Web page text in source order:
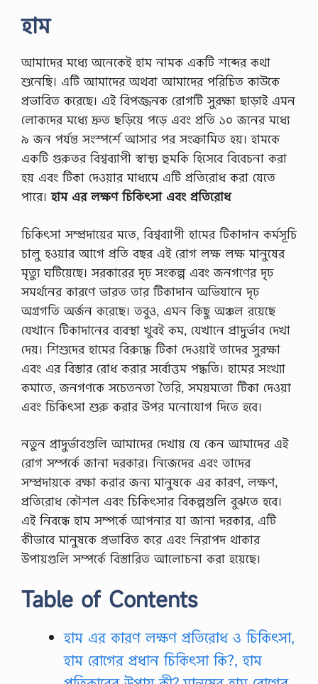
হাম
আমাদের মধ্যে অনেকেই হাম নামক একটি শব্দের কথা
শুনেছি। এটি আমাদের অথবা আমাদের পরিচিত কাউকে
প্রভাবিত করেছে। এই বিপজ্জনক রোগটি সুরক্ষা ছাড়াই এমন
লোকদের মধ্যে দ্রুত ছড়িয়ে পড়ে এবং প্রতি ১০ জনের মধ্যে
৯ জন পর্যন্ত সংস্পর্শে আসার পর সংক্রামিত হয়। হামকে
একটি গুরুতর বিশ্বব্যাপী স্বাস্থ্য হুমকি হিসেবে বিবেচনা করা
হয় এবং টিকা দেওয়ার মাধ্যমে এটি প্রতিরোধ করা যেতে
পারে।হাম এর লক্ষণ চিকিৎসা এবং প্রতিরোধ
চিকিৎসা সম্প্রদায়ের মতে, বিশ্বব্যাপী হামের টিকাদান কর্মসূচি
চালু হওয়ার আগে প্রতি বছর এই রোগ লক্ষ লক্ষ মানুষের
মৃত্যু ঘটিয়েছে। সরকারের দৃঢ় সংকল্প এবং জনগণের দৃঢ়
সমর্থনের কারণে ভারত তার টিকাদান অভিযানে দৃঢ়
অগ্রগতি অর্জন করেছে। তবুও, এমন কিছু অঞ্চল রয়েছে
যেখানে টিকাদানের ব্যবস্থা খুবই কম, যেখানে প্রাদুর্ভাব দেখা
দেয়। শিশুদের হামের বিরুদ্ধে টিকা দেওয়াই তাদের সুরক্ষা
এবং এর বিস্তার রোধ করার সর্বোত্তম পদ্ধতি। হামের সংখ্যা
কমাতে, জনগণকে সচেতনতা তৈরি, সময়মতো টিকা দেওয়া
এবং চিকিৎসা শুরু করার উপর মনোযোগ দিতে হবে।
নতুন প্রাদুর্ভাবগুলি আমাদের দেখায় যে কেন আমাদের এই
রোগ সম্পর্কে জানা দরকার। নিজেদের এবং তাদের
সম্প্রদায়কে রক্ষা করার জন্য মানুষকে এর কারণ, লক্ষণ,
প্রতিরোধ কৌশল এবং চিকিৎসার বিকল্পগুলি বুঝতে হবে।
এই নিবন্ধে হাম সম্পর্কে আপনার যা জানা দরকার, এটি
কীভাবে মানুষকে প্রভাবিত করে এবং নিরাপদ থাকার
উপায়গুলি সম্পর্কে বিস্তারিত আলোচনা করা হয়েছে।
Table of Contents
হাম এর কারণ লক্ষণ প্রতিরোধ ও চিকিৎসা,
হাম রোগের প্রধান চিকিৎসা কি?, হাম